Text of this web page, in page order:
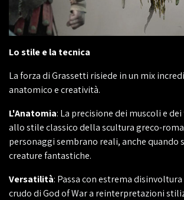
Lo stile e la tecnica
La forza di Grassetti risiede in un mix
anatomico e creatività.
L'Anatomia: La precisione dei muscoli e
allo stile classico della scultura greco-
personaggi sembrano reali, anche quando
creature fantastiche.
Versatilità: Passa con estrema
crudo di God of War a reinterpretazioni